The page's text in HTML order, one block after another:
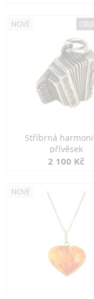
NOVÉ
Stříbrná
přívěsek
2 100 Kč
NOVÉ